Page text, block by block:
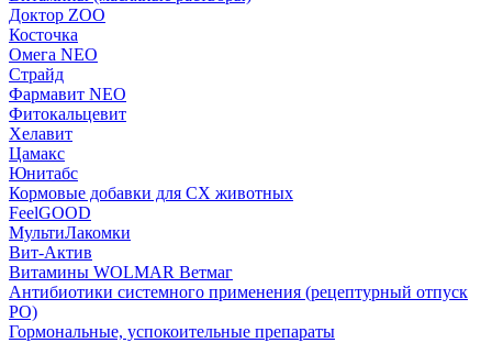
Доктор ZOO
Косточка
Омега NEO
Страйд
Фармавит NEO
Фитокальцевит
Хелавит
Цамакс
Юнитабс
Кормовые добавки для СХ животных
FeelGOOD
МультиЛакомки
Вит-Актив
Витамины WOLMAR Ветмаг
Антибиотики системного применения (рецептурный отпуск
РО)
Гормональные, успокоительные препараты